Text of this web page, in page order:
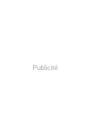
Publicité